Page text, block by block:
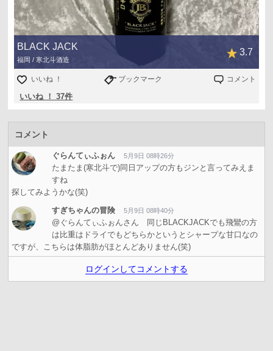
BLACK JACK
福岡 / 寒北斗酒造
3.7
いいね ！ ブックマーク コメント
いいね ！ 37件
コメント
ぐらんてぃふぉん 5月9日 08時26分
たまたま(寒北斗で)同日アップの方もジンと言ってみえま
すね
探してみようかな(笑)
すぎちゃんの冒険 5月9日 08時40分
@ぐらんてぃふぉんさん 同じBLACKJACKでも飛鸞の方
は比重はドライでもどちらかというとシャープな甘口なの
ですが、こちらは体脂肪がほとんどありません(笑)
ログインしてコメントする